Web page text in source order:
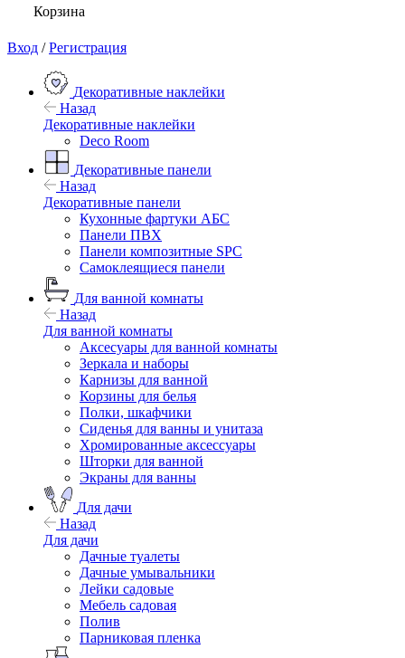
Корзина
Вход / Регистрация
Декоративные наклейки
Назад
Декоративные наклейки
Deco Room
Декоративные панели
Назад
Декоративные панели
Кухонные фартуки АБС
Панели ПВХ
Панели композитные SPC
Самоклеящиеся панели
Для ванной комнаты
Назад
Для ванной комнаты
Аксесуары для ванной комнаты
Зеркала и наборы
Карнизы для ванной
Корзины для белья
Полки, шкафчики
Сиденья для ванны и унитаза
Хромированные аксессуары
Шторки для ванной
Экраны для ванны
Для дачи
Назад
Для дачи
Дачные туалеты
Дачные умывальники
Лейки садовые
Мебель садовая
Полив
Парниковая пленка